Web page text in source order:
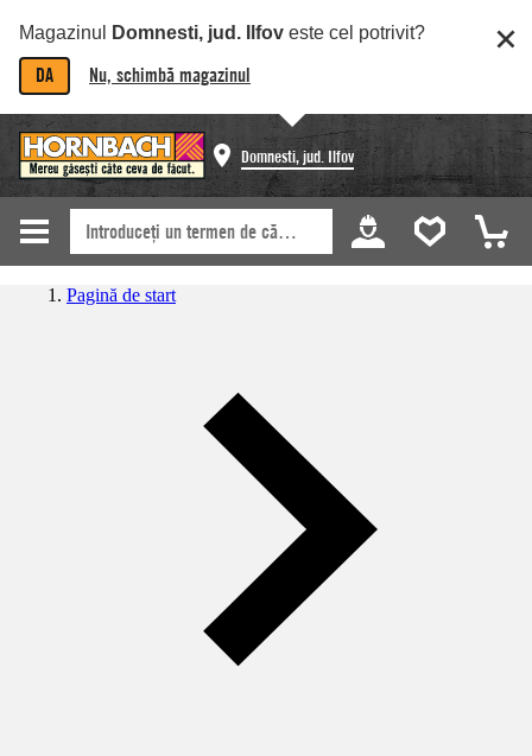
Magazinul Domnesti, jud. Ilfov este cel potrivit?
DA Nu, schimbă magazinul
Domnesti, jud. Ilfov
Pagină de start